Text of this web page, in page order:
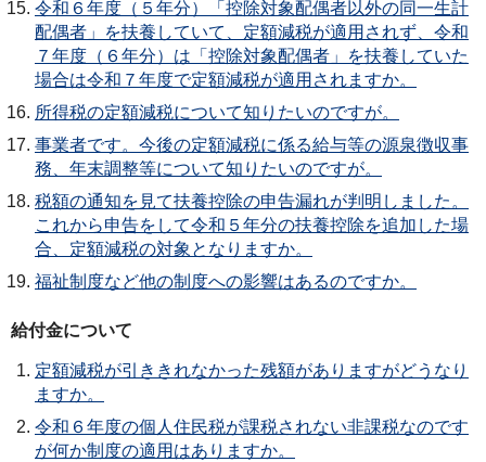
令和６年度（５年分）「控除対象配偶者以外の同一生計
配偶者」を扶養していて、定額減税が適用されず、令和
７年度（６年分）は「控除対象配偶者」を扶養していた
場合は令和７年度で定額減税が適用されますか。
所得税の定額減税について知りたいのですが。
事業者です。今後の定額減税に係る給与等の源泉徴収事
務、年末調整等について知りたいのですが。
税額の通知を見て扶養控除の申告漏れが判明しました。
これから申告をして令和５年分の扶養控除を追加した場
合、定額減税の対象となりますか。
福祉制度など他の制度への影響はあるのですか。
給付金について
定額減税が引ききれなかった残額がありますがどうなり
ますか。
令和６年度の個人住民税が課税されない非課税なのです
が何か制度の適用はありますか。